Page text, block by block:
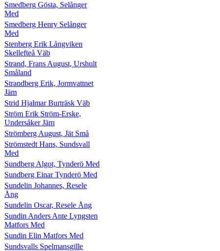
Smedberg Gösta, Selånger
Med
Smedberg Henry Selånger
Med
Stenberg Erik Långviken
Skellefteå Väb
Strand, Frans August, Urshult
Småland
Strandberg Erik, Jormvattnet
Jäm
Strid Hjalmar Burträsk Väb
Ström Erik Ström-Erske,
Undersåker Jäm
Strömberg August, Jät Små
Strömstedt Hans, Sundsvall
Med
Sundberg Algot, Tynderö Med
Sundberg Einar Tynderö Med
Sundelin Johannes, Resele
Ång
Sundelin Oscar, Resele Ång
Sundin Anders Ante Lyngsten
Matfors Med
Sundin Elin Matfors Med
Sundsvalls Spelmansgille